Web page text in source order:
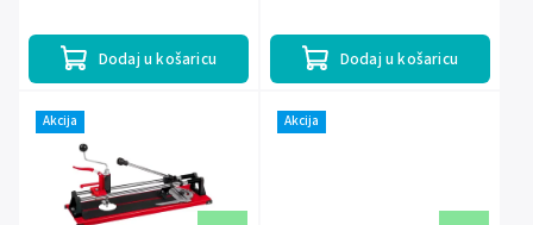
Dodaj u košaricu Dodaj u košaricu
Akcija Akcija